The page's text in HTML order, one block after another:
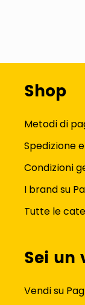
Shop
Metodi di
Spedizione
Condizioni
I brand su
Tutte le
Sei un
Vendi su